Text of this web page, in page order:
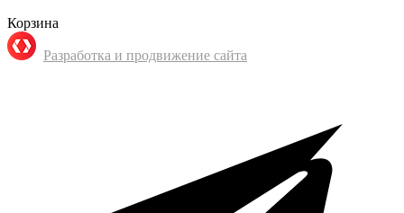
Корзина
Разработка и продвижение сайта